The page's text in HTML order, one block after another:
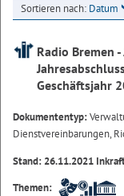
Sortieren nach: Datum
Radio Bremen
Geschäftsjahr
Dokumententyp:
Dienstvereinbarungen,
Stand: 26.11.2021
Themen: